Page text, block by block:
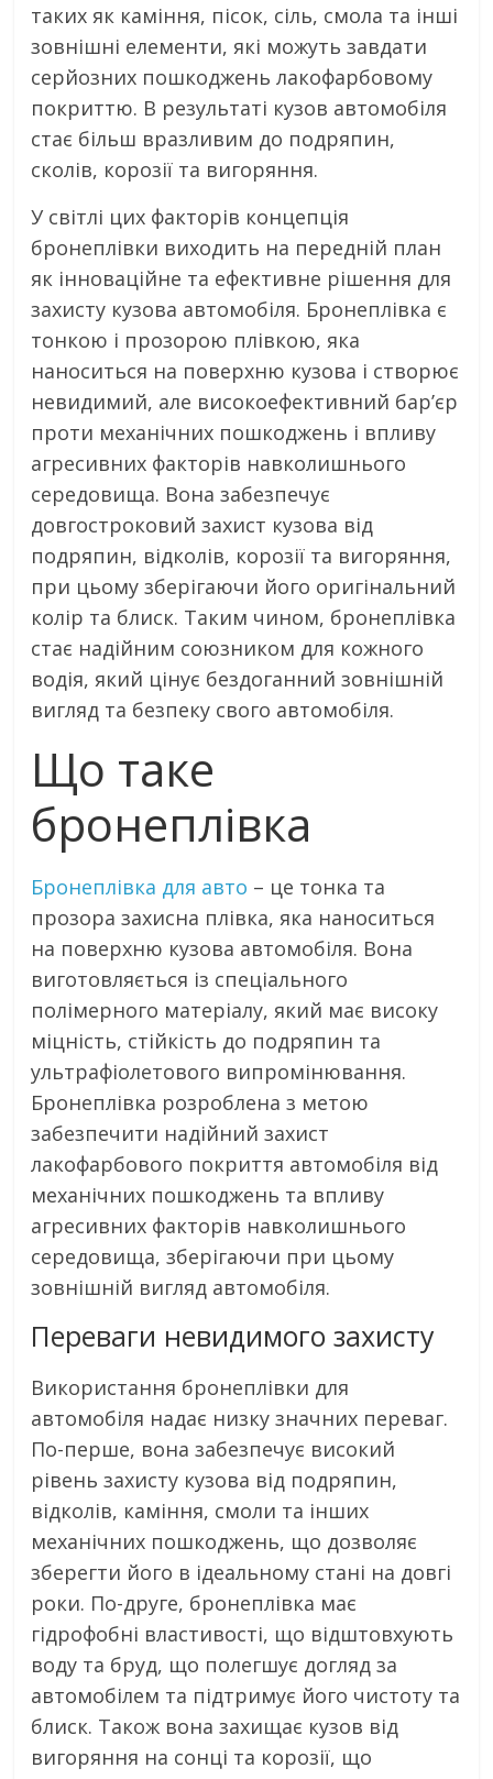
таких як каміння, пісок, сіль, смола та інші
зовнішні елементи, які можуть завдати
серйозних пошкоджень лакофарбовому
покриттю. В результаті кузов автомобіля
стає більш вразливим до подряпин,
сколів, корозії та вигоряння.
У світлі цих факторів концепція
бронеплівки виходить на передній план
як інноваційне та ефективне рішення для
захисту кузова автомобіля. Бронеплівка є
тонкою і прозорою плівкою, яка
наноситься на поверхню кузова і створює
невидимий, але високоефективний бар’єр
проти механічних пошкоджень і впливу
агресивних факторів навколишнього
середовища. Вона забезпечує
довгостроковий захист кузова від
подряпин, відколів, корозії та вигоряння,
при цьому зберігаючи його оригінальний
колір та блиск. Таким чином, бронеплівка
стає надійним союзником для кожного
водія, який цінує бездоганний зовнішній
вигляд та безпеку свого автомобіля.
Що таке
бронеплівка
Бронеплівка для авто – це тонка та
прозора захисна плівка, яка наноситься
на поверхню кузова автомобіля. Вона
виготовляється із спеціального
полімерного матеріалу, який має високу
міцність, стійкість до подряпин та
ультрафіолетового випромінювання.
Бронеплівка розроблена з метою
забезпечити надійний захист
лакофарбового покриття автомобіля від
механічних пошкоджень та впливу
агресивних факторів навколишнього
середовища, зберігаючи при цьому
зовнішній вигляд автомобіля.
Переваги невидимого захисту
Використання бронеплівки для
автомобіля надає низку значних переваг.
По-перше, вона забезпечує високий
рівень захисту кузова від подряпин,
відколів, каміння, смоли та інших
механічних пошкоджень, що дозволяє
зберегти його в ідеальному стані на довгі
роки. По-друге, бронеплівка має
гідрофобні властивості, що відштовхують
воду та бруд, що полегшує догляд за
автомобілем та підтримує його чистоту та
блиск. Також вона захищає кузов від
вигоряння на сонці та корозії, що